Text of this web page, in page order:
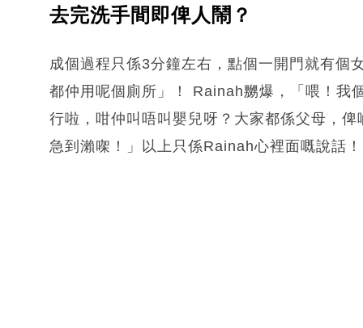
去完洗手間即俾人鬧？
成個過程只係3分鐘左右，點個一開門就有個
都仲用呢個廁所」！ Rainah嬲爆，「喂！我
行啦，咁仲叫唔叫嬰兒呀？大家都係父母，
急到瀨㗎！」以上只係Rainah心裡面嘅說話！